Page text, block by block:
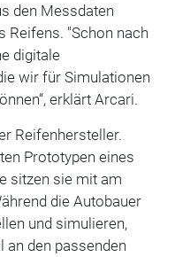
den Messdaten
Reifens. "Schon nach
digitale
wir für Simulationen
erklärt Arcari.
Reifenhersteller.
Prototypen eines
sitzen sie mit am
die Autobauer
und simulieren,
an den passenden